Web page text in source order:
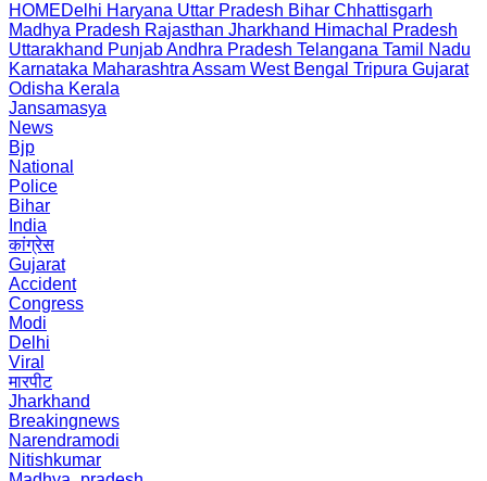
HOMEDelhi Haryana Uttar Pradesh Bihar Chhattisgarh
Madhya Pradesh Rajasthan Jharkhand Himachal Pradesh
Uttarakhand PunjabAndhra Pradesh Telangana Tamil Nadu
Karnataka Maharashtra Assam West Bengal Tripura Gujarat
Odisha Kerala
Jansamasya
News
Bjp
National
Police
Bihar
India
कांग्रेस
Gujarat
Accident
Congress
Modi
Delhi
Viral
मारपीट
Jharkhand
Breakingnews
Narendramodi
Nitishkumar